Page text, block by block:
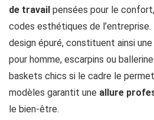
de travail pensées pour le
codes esthétiques de
design épuré, constituent ainsi
pour homme, escarpins ou
baskets chics si le cadre le
modèles garantit une allure
le bien-être.